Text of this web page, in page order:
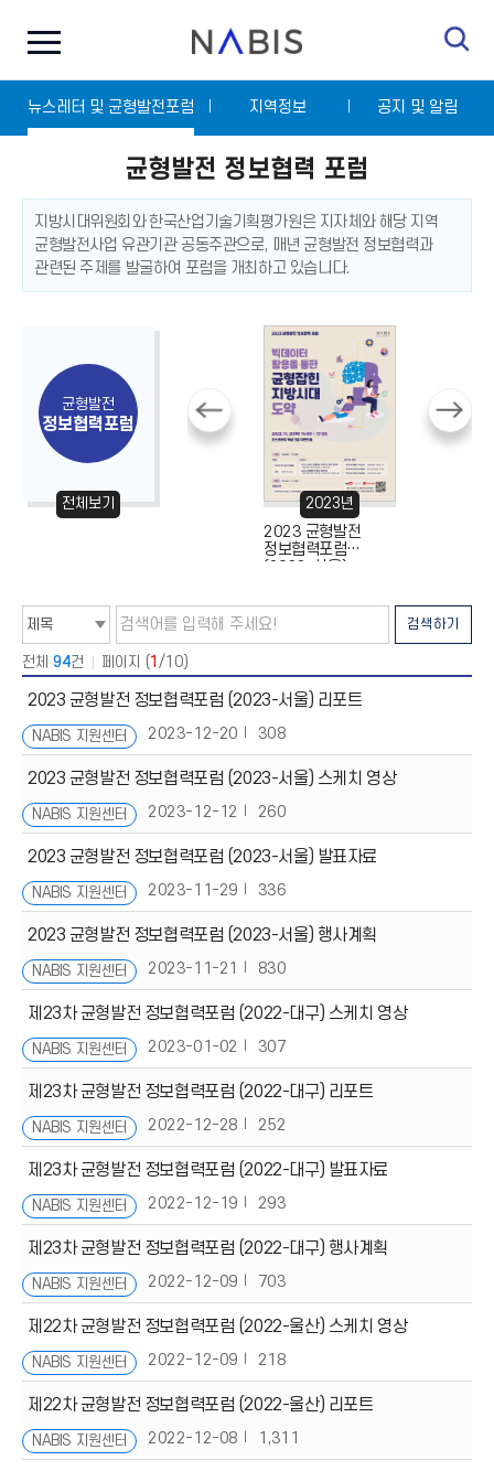
N
A
I
S
전
체
뉴
기
뉴스레터 및 균형발전포럼 지역정보 공지 및 알림
균형발전 정보협력 포럼
지방시대위원회와 한국산업기술기획평가원은 지자체와 해당 지역
균형발전사업 유관기관 공동주관으로, 매년 균형발전 정보협력과
관련된 주제를 발굴하여 포럼을 개최하고 있습니다.
균형발전
정보협력포럼
전체보기 2023년
2023 균형발전
정보협력포럼
(2023-서울)
검
색
타
입
선
택
검
색
어
입
력
검색하기
전체 94건 페이지 (1 /10)
2023 균형발전 정보협력포럼 (2023-서울) 리포트
NABIS 지원센터 2023-12-20 308
2023 균형발전 정보협력포럼 (2023-서울) 스케치 영상
NABIS 지원센터 2023-12-12 260
2023 균형발전 정보협력포럼 (2023-서울) 발표자료
NABIS 지원센터 2023-11-29 336
2023 균형발전 정보협력포럼 (2023-서울) 행사계획
NABIS 지원센터 2023-11-21 830
제23차 균형발전 정보협력포럼 (2022-대구) 스케치 영상
NABIS 지원센터 2023-01-02 307
제23차 균형발전 정보협력포럼 (2022-대구) 리포트
NABIS 지원센터 2022-12-28 252
제23차 균형발전 정보협력포럼 (2022-대구) 발표자료
NABIS 지원센터 2022-12-19 293
제23차 균형발전 정보협력포럼 (2022-대구) 행사계획
NABIS 지원센터 2022-12-09 703
제22차 균형발전 정보협력포럼 (2022-울산) 스케치 영상
NABIS 지원센터 2022-12-09 218
제22차 균형발전 정보협력포럼 (2022-울산) 리포트
NABIS 지원센터 2022-12-08 1,311